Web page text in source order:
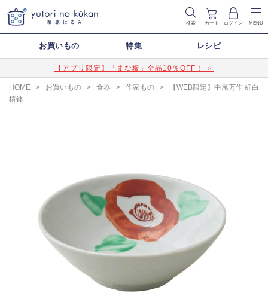
検索 カート ログイン MENU
お買いもの 特集 レシピ
【アプリ限定】「まな板」全品10％OFF！ ＞
HOME > お買いもの > 食器 > 作家もの >
【WEB限定】中尾万作 紅白
椿鉢